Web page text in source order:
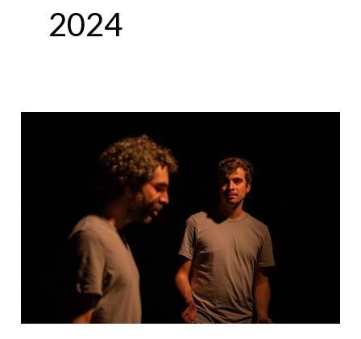
2024
Revolución”